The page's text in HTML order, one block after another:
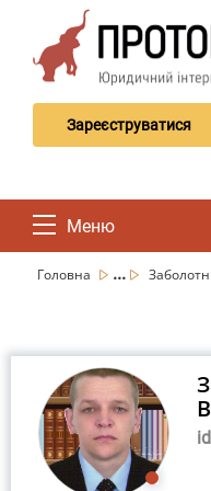
Зареєструватися
Меню
Головна ...